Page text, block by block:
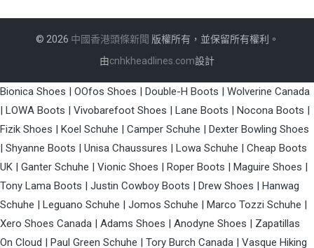
© 2026 中國香港頭條新聞 版權所有，並保留所有權利。
由cnhkheadlines.com設計
Bionica Shoes | OOfos Shoes | Double-H Boots | Wolverine Canada
| LOWA Boots | Vivobarefoot Shoes | Lane Boots | Nocona Boots |
Fizik Shoes | Koel Schuhe | Camper Schuhe | Dexter Bowling Shoes
| Shyanne Boots | Unisa Chaussures | Lowa Schuhe | Cheap Boots
UK | Ganter Schuhe | Vionic Shoes | Roper Boots | Maguire Shoes |
Tony Lama Boots | Justin Cowboy Boots | Drew Shoes | Hanwag
Schuhe | Leguano Schuhe | Jomos Schuhe | Marco Tozzi Schuhe |
Xero Shoes Canada | Adams Shoes | Anodyne Shoes | Zapatillas
On Cloud | Paul Green Schuhe | Tory Burch Canada | Vasque Hiking